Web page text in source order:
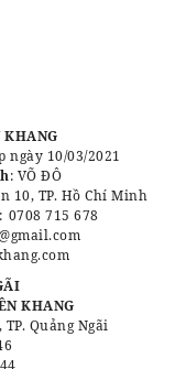
KHANG
ngày 10/03/2021
: VÕ ĐÔ
10, TP. Hồ Chí Minh
: 0708 715 678
KHANG
Quảng Ngãi